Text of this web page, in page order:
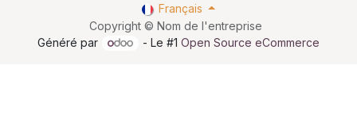
Copyright © Nom de l'entreprise
Français
Généré par - Le #1Open Source eCommerce